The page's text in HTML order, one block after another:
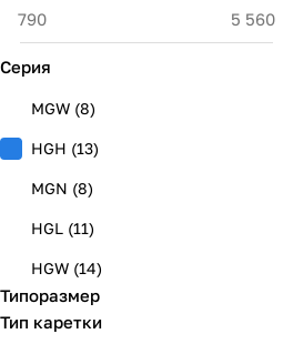
Серия
MGW (8)
HGH (13)
MGN (8)
HGL (11)
HGW (14)
Типоразмер
Тип каретки